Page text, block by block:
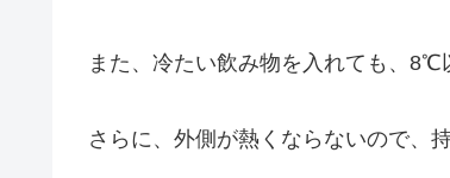
また、冷たい飲み物を入れても、8℃
さらに、外側が熱くならないので、